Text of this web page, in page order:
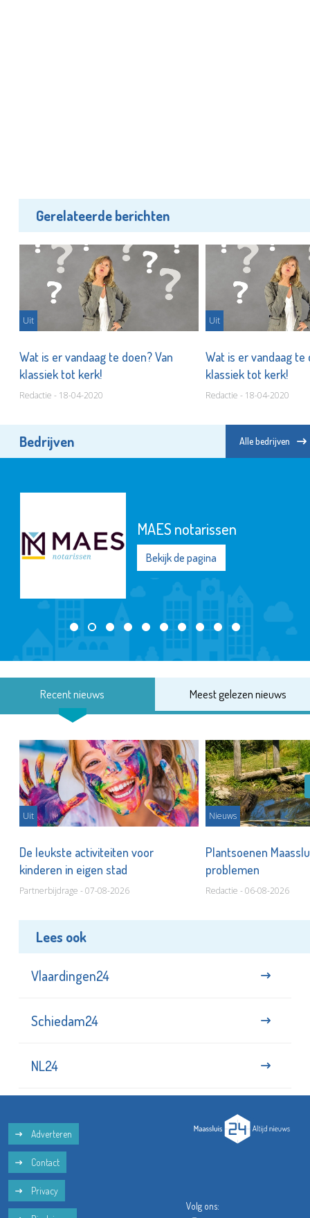
Gerelateerde berichten
Uit
Wat is er vandaag te doen? Van
klassiek tot kerk!
Redactie - 18-04-2020
Uit
Wat is er vandaag te
klassiek tot kerk!
Redactie - 18-04-2020
Bedrijven Alle bedrijven
Naut
Bekijk de pagina
Recent nieuws Meest gelezen nieuws
Uit
De leukste activiteiten voor
kinderen in eigen stad
Partnerbijdrage - 07-08-2026
Nieuws
Plantsoenen
problemen
Redactie - 06-08-2026
Lees ook
Vlaardingen24
Schiedam24
NL24
Adverteren
Contact
Privacy
Volg ons: